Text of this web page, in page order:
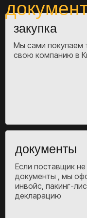
Ваш
Товар доставлен
серых схем и рисков.
Почему